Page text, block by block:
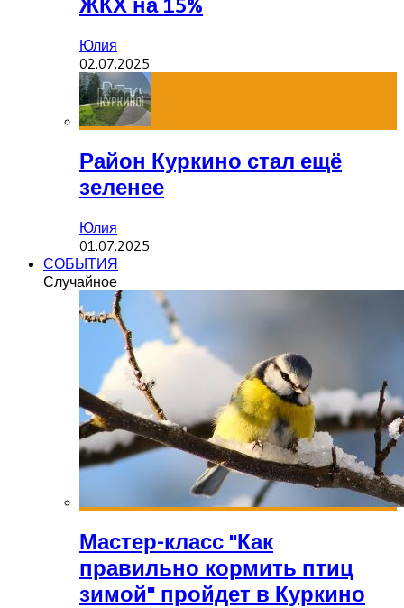
Юлия
02.07.2025
Район Куркино стал ещё
зеленее
Юлия
01.07.2025
СОБЫТИЯ
Случайное
Мастер-класс "Как
правильно кормить птиц
зимой" пройдет в Куркино